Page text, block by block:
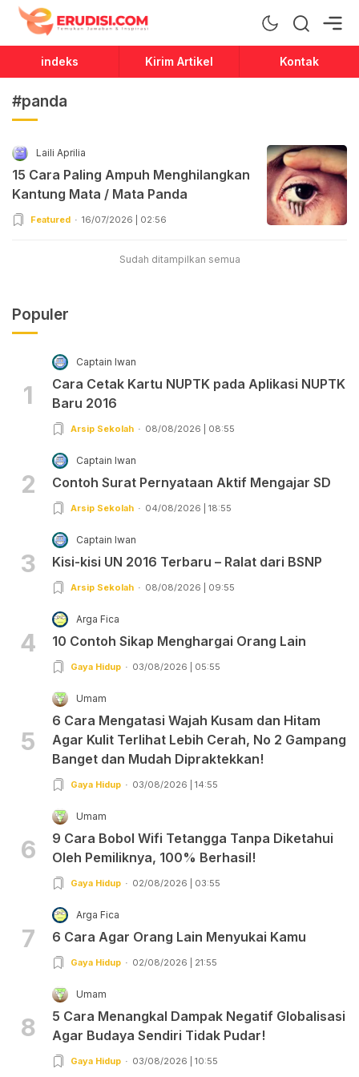
Erudisi
Temukan Jawaban dan Inspirasi
indeks Kirim Artikel Kontak
#panda
Laili Aprilia
15 Cara Paling Ampuh Menghilangkan
Kantung Mata / Mata Panda
Featured 16/07/2026 | 02:56
Sudah ditampilkan semua
Populer
1
Captain Iwan
Cara Cetak Kartu NUPTK pada Aplikasi NUPTK
Baru 2016
Arsip Sekolah 08/08/2026 | 08:55
2
Captain Iwan
Contoh Surat Pernyataan Aktif Mengajar SD
Arsip Sekolah 04/08/2026 | 18:55
3
Captain Iwan
Kisi-kisi UN 2016 Terbaru – Ralat dari BSNP
Arsip Sekolah 08/08/2026 | 09:55
4
Arga Fica
10 Contoh Sikap Menghargai Orang Lain
Gaya Hidup 03/08/2026 | 05:55
5
Umam
6 Cara Mengatasi Wajah Kusam dan Hitam
Agar Kulit Terlihat Lebih Cerah, No 2 Gampang
Banget dan Mudah Dipraktekkan!
Gaya Hidup 03/08/2026 | 14:55
6
Umam
9 Cara Bobol Wifi Tetangga Tanpa Diketahui
Oleh Pemiliknya, 100% Berhasil!
Gaya Hidup 02/08/2026 | 03:55
7
Arga Fica
6 Cara Agar Orang Lain Menyukai Kamu
Gaya Hidup 02/08/2026 | 21:55
8
Umam
5 Cara Menangkal Dampak Negatif Globalisasi
Agar Budaya Sendiri Tidak Pudar!
Gaya Hidup 03/08/2026 | 10:55